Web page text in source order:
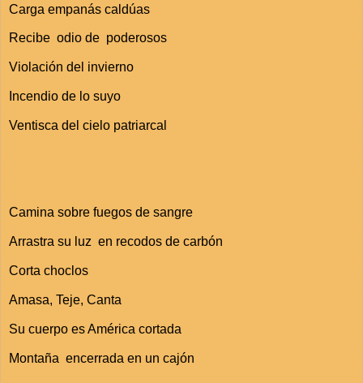
Carga empanás caldúas
Recibe odio de poderosos
Violación del invierno
Incendio de lo suyo
Ventisca del cielo patriarcal
Camina sobre fuegos de sangre
Arrastra su luz en recodos de carbón
Corta choclos
Amasa, Teje, Canta
Su cuerpo es América cortada
Montaña encerrada en un cajón